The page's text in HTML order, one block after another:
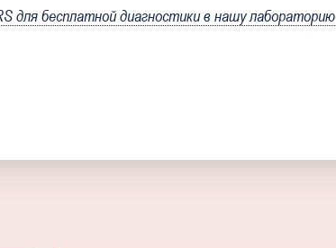
для бесплатной диагностики в нашу лабораторию